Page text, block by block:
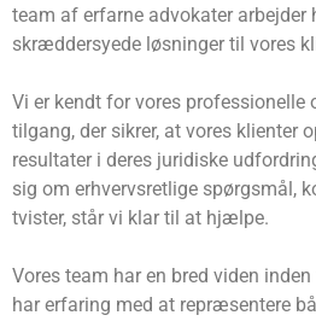
team af erfarne advokater arbejder
skræddersyede løsninger til vores
Vi er kendt for vores professionelle
tilgang, der sikrer, at vores klienter
resultater i deres juridiske
sig om erhvervsretlige spørgsmål,
tvister, står vi klar til at hjælpe.
Vores team har en bred viden
har erfaring med at repræsentere